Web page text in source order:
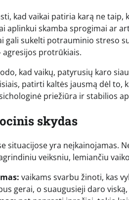
kad vaikai patiria karą ne taip,
aplinkui skamba sprogimai ar
gali sukelti potrauminio streso
agresijos protrūkiais.
kad vaikų, patyrusių karo
patirti kaltės jausmą dėl to,
priežiūra ir stabilios
skydas
situacijose yra neįkainojamas.
veiksniu, lemiančiu
vaikams svarbu žinoti, kas
gerai, o suaugusieji daro